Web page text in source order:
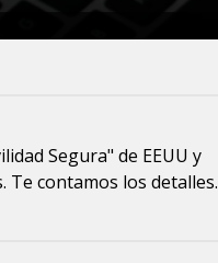
Segura" de EEUU y
Te contamos los detalles.